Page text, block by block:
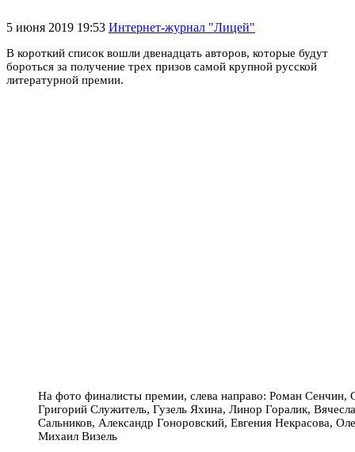
5 июня 2019 19:53 Интернет-журнал "Лицей"
В короткий список вошли двенадцать авторов, которые будут
бороться за получение трех призов самой крупной русской
литературной премии.
На фото финалисты премии, слева направо: Роман Сенчин,
Григорий Служитель, Гузель Яхина, Линор Горалик,
Сальников, Александр Гоноровский, Евгения Некрасова,
Михаил Визель